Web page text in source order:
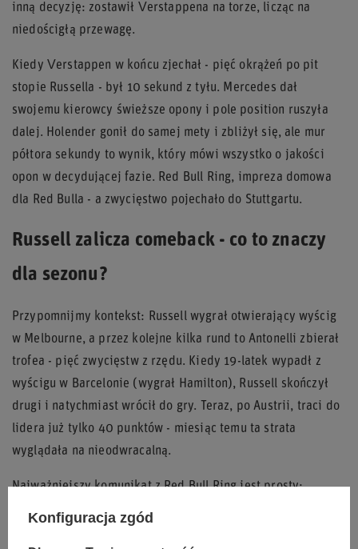
inną decyzję: zostawił Verstappena na torze, licząc na
niedościgłą przewagę.
Kiedy Verstappen w końcu zjechał - pięć okrążeń po pit
stopie Russella - był 10 sekund z tyłu. Mercedes dał
swojemu kierowcy świeższe opony i pole position ruszyła
dalej. Holender gonił do samej mety i zbliżył się, ale mur
półtora sekundy to wynik, który mówi wszystko o jakości
opon w decydującej fazie. Red Bull Ring, impreza domowa
dla Red Bulla - a zwycięstwo pojechało do Stuttgartu.
Russell zalicza comeback - co to znaczy
dla sezonu?
Przypomnijmy kontekst: Russell wygrał otwierający wyścig
w Melbourne, a przez kolejne kilka rund to Antonelli zbierał
trofea - pięć zwycięstw z rzędu. Kiedy 19-latek wypadł z
wyścigu w Barcelonie (wygrał Hamilton), Russell skończył
drugi i natychmiast wrócił do gry. Teraz, po Austrii, traci do
lidera już tylko 40 punktów - miesiąc temu ta strata
wyglądała na nieodwracalną.
Najważniejszy komunikat z Red Bull Ring jest prosty:
Mercedes ma najszybszy pakiet na wyścig długodystansowy,
Konfiguracja zgód